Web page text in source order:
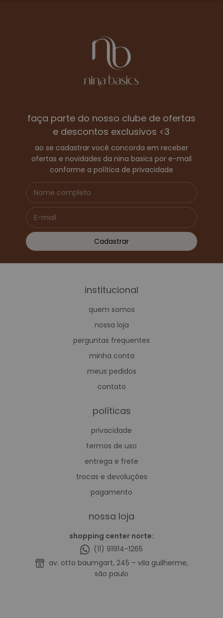
faça parte do nosso clube de ofertas
e descontos exclusivos <3
ao se cadastrar você concorda em receber
ofertas e novidades da nina basics por e-mail
conforme a política de privacidade
institucional
quem somos
nossa loja
perguntas frequentes
minha conta
meus pedidos
contato
políticas
privacidade
termos de uso
entrega e frete
trocas e devoluções
pagamento
nossa loja
shopping center norte:
(11) 91914-1265
av. otto baumgart, 245 – vila guilherme,
são paulo